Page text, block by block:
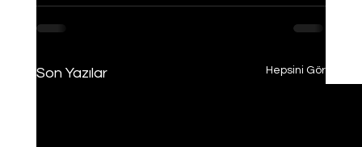
Son Yazılar Hepsini Gör